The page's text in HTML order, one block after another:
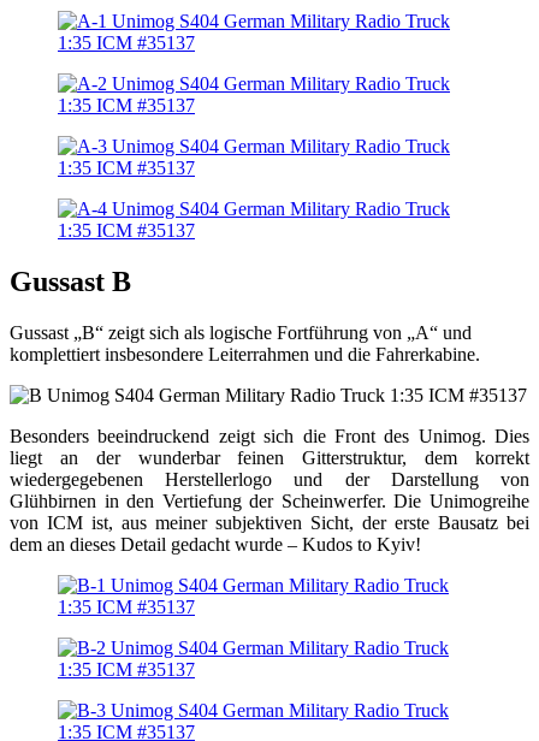
Gussast B
Gussast „B“ zeigt sich als logische Fortführung von „A“ und
komplettiert insbesondere Leiterrahmen und die Fahrerkabine.
Besonders beeindruckend zeigt sich die Front des Unimog. Dies
liegt an der wunderbar feinen Gitterstruktur, dem korrekt
wiedergegebenen Herstellerlogo und der Darstellung von
Glühbirnen in den Vertiefung der Scheinwerfer. Die Unimogreihe
von ICM ist, aus meiner subjektiven Sicht, der erste Bausatz bei
dem an dieses Detail gedacht wurde – Kudos to Kyiv!